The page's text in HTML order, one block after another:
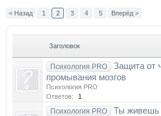
< Назад 1 2 3 4 5 Вперёд >
Заголовок
Психология PRO
Защита от
промывания мозгов
Психология PRO
Ответов:
1
Психология PRO
Ты живешь